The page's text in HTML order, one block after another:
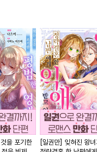
을 포기한
[일권만] 잊혀진 왕